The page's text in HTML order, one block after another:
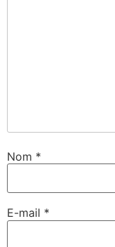
Nom *
E-mail *